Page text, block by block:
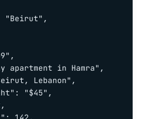
"Beirut",
apartment in Hamra",
Lebanon",
"$45",